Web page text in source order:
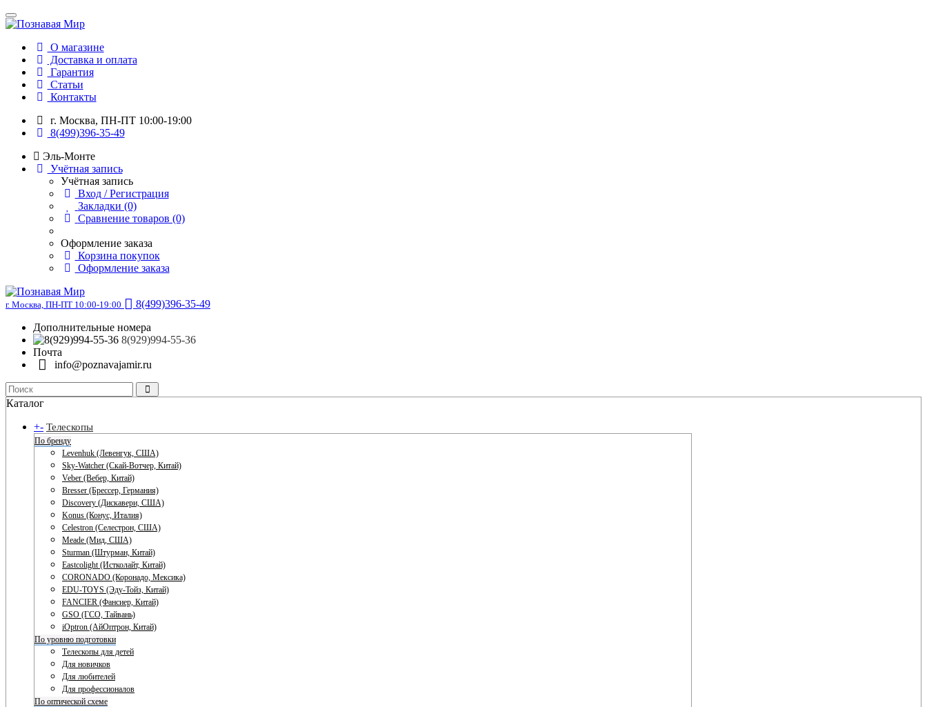
О магазине
Доставка и оплата
Гарантия
Статьи
Контакты
г. Москва, ПН-ПТ 10:00-19:00
8(499)396-35-49
Эль-Монте
Учётная запись
Учётная запись
Вход / Регистрация
Закладки (0)
Сравнение товаров (0)
Оформление заказа
Корзина покупок
Оформление заказа
г. Москва, ПН-ПТ 10:00-19:00
8(499)396-35-49
Дополнительные номера
8(929)994-55-36
Почта
info@poznavajamir.ru
Каталог
+- Телескопы
По бренду
Levenhuk (Левенгук, США)
Sky-Watcher (Скай-Вотчер, Китай)
Veber (Вебер, Китай)
Bresser (Брессер, Германия)
Discovery (Дискавери, США)
Konus (Конус, Италия)
Celestron (Селестрон, США)
Meade (Мид, США)
Sturman (Штурман, Китай)
Eastcolight (Истколайт, Китай)
CORONADO (Коронадо, Мексика)
EDU-TOYS (Эду-Тойз, Китай)
FANCIER (Фансиер, Китай)
GSO (ГСО, Тайвань)
iOptron (АйОптрон, Китай)
По уровню подготовки
Телескопы для детей
Для новичков
Для любителей
Для профессионалов
По оптической схеме